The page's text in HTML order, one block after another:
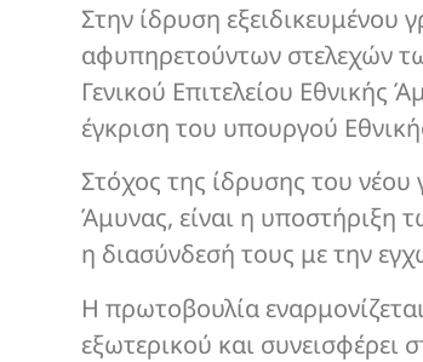
Στην ίδρυση εξειδικευμένου
αφυπηρετούντων στελεχών
Γενικού Επιτελείου
έγκριση του υπουργού
Στόχος της ίδρυσης του
Άμυνας, είναι η υποστήριξη
η διασύνδεσή τους με την
Η πρωτοβουλία
εξωτερικού και